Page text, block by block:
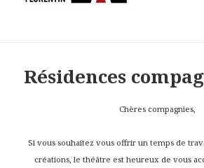
Résidences
Chères compagnies,
Si vous souhaitez vous offrir un temps de
créations, le théâtre est heureux de vous